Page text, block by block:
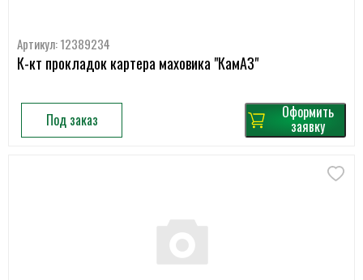
Артикул: 12389234
К-кт прокладок картера маховика "КамАЗ"
Под заказ Оформить
заявку